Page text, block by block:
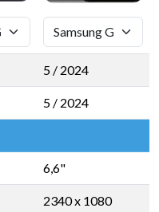
5 / 2024
5 / 2024
6,6"
2340 x 1080